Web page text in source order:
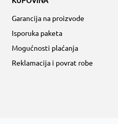
Garancija na proizvode
Isporuka paketa
Mogućnosti plaćanja
Reklamacija i povrat robe